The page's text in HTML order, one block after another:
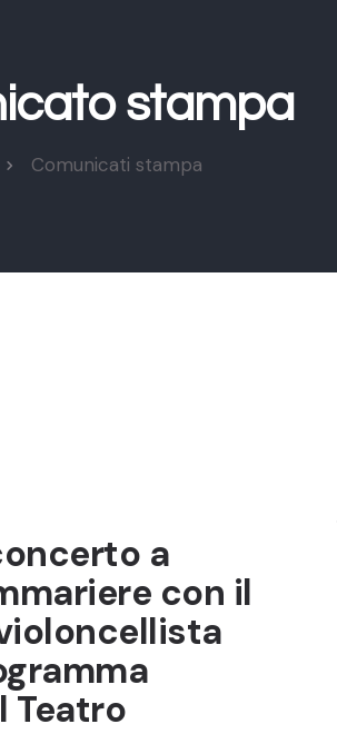
stampa
Comunicati stampa
a
con il
Teatro